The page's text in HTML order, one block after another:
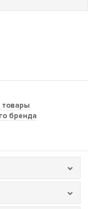
товары
бренда